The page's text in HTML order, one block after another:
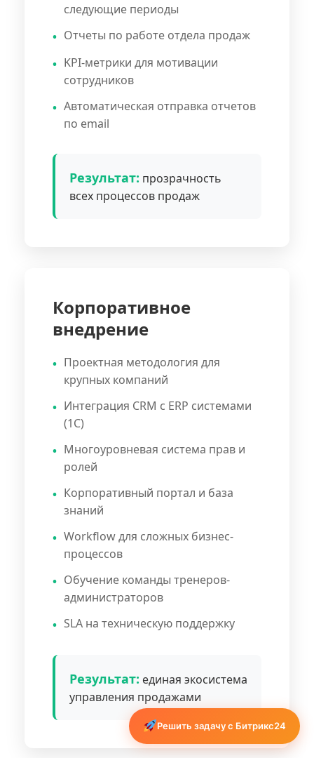
следующие периоды
Отчеты по работе отдела продаж
KPI-метрики для мотивации
сотрудников
Автоматическая отправка отчетов
по email
Результат: прозрачность
всех процессов продаж
Корпоративное
внедрение
Проектная методология для
крупных компаний
Интеграция CRM с ERP системами
(1С)
Многоуровневая система прав и
ролей
Корпоративный портал и база
знаний
Workflow для сложных бизнес-
процессов
Обучение команды тренеров-
администраторов
SLA на техническую поддержку
Результат: единая экосистема
управления продажами
Решить задачу с Битрикс24